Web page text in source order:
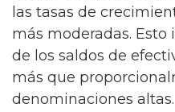
las tasas de
más moderadas.
de los saldos de
más que
denominaciones altas.